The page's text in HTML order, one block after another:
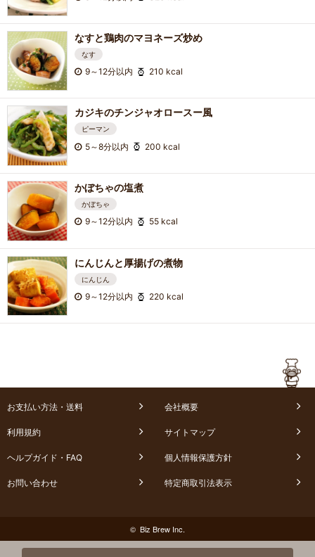
なすと鶏肉のマヨネーズ炒め
なす
9～12分以内 210 kcal
カジキのチンジャオロースー風
ピーマン
5～8分以内 200 kcal
かぼちゃの塩煮
かぼちゃ
9～12分以内 55 kcal
にんじんと厚揚げの煮物
にんじん
9～12分以内 220 kcal
お支払い方法・送料 会社概要
利用規約 サイトマップ
ヘルプガイド・FAQ 個人情報保護方針
お問い合わせ 特定商取引法表示
© Biz Brew Inc.